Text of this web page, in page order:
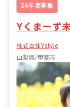
26年度募集
Yくまーず
株式会社Ystyle
山梨県/甲斐市